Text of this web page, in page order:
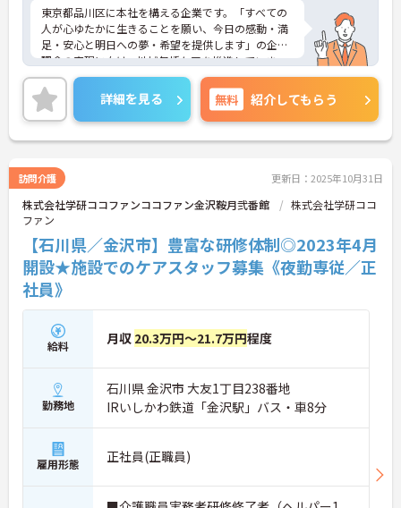
東京都品川区に本社を構える企業です。「すべての
人が心ゆたかに生きることを願い、今日の感動・満
足・安心と明日への夢・希望を提供します」の企業
理念の実現に向け、地域包括ケアを推進していま
す。
ご興味のある方には、面接対策ポイントなど、さら
に詳細をお話しいたしますのでお気軽にご相談くだ
さい！
詳細を見る 無料 紹介してもらう
訪問介護 更新日：2025年10月31日
株式会社学研ココファンココファン金沢鞍月弐番館
株式会社学研ココ
ファン
【石川県／金沢市】豊富な研修体制◎2023年4月
開設★施設でのケアスタッフ募集《夜勤専従／正
社員》
給料 月収 20.3万円～21.7万円程度
勤務地
石川県 金沢市 大友1丁目238番地
IRいしかわ鉄道「金沢駅」バス・車8分
雇用形態 正社員(正職員)